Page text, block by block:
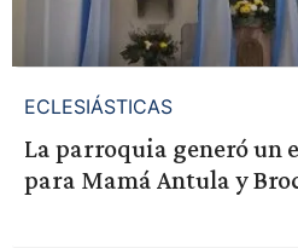
ECLESIÁSTICAS
La parroquia generó un
para Mamá Antula y